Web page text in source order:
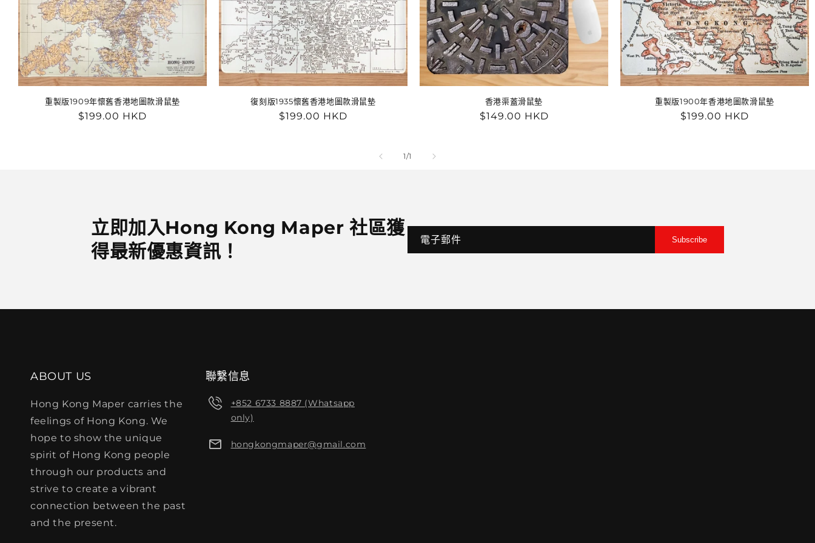
重製版1909年懷舊香港地圖款滑鼠墊
定
$199.00 HKD
復刻版1935懷舊香港地圖款滑鼠墊
定
$199.00 HKD
香港渠蓋滑鼠墊
定
$149.00 HKD
重製版1900年香港地圖款滑鼠墊
定
$199.00 HKD
1//1
立即加入Hong Kong Maper 社區獲
得最新優惠資訊！
電子郵件 Subscribe
ABOUT US
Hong Kong Maper carries the
feelings of Hong Kong. We
hope to show the unique
spirit of Hong Kong people
through our products and
strive to create a vibrant
connection between the past
and the present.
聯繫信息
+852 6733 8887 (Whatsapp
only)
hongkongmaper@gmail.com